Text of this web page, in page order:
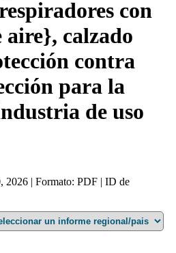
con
calzado
contra
para la
de uso
2026 | Formato: PDF | ID de